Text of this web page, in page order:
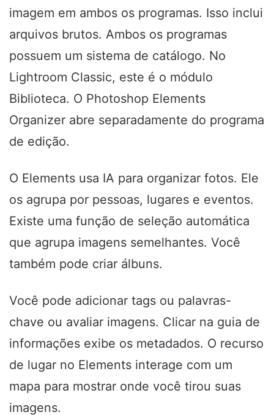
imagem em ambos os programas. Isso inclui
arquivos brutos. Ambos os programas
possuem um sistema de catálogo. No
Lightroom Classic, este é o módulo
Biblioteca. O Photoshop Elements
Organizer abre separadamente do programa
de edição.
O Elements usa IA para organizar fotos. Ele
os agrupa por pessoas, lugares e eventos.
Existe uma função de seleção automática
que agrupa imagens semelhantes. Você
também pode criar álbuns.
Você pode adicionar tags ou palavras-
chave ou avaliar imagens. Clicar na guia de
informações exibe os metadados. O recurso
de lugar no Elements interage com um
mapa para mostrar onde você tirou suas
imagens.